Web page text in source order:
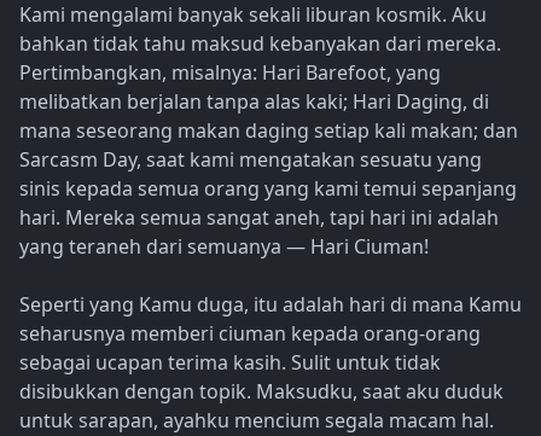
Kami mengalami banyak sekali liburan kosmik. Aku
bahkan tidak tahu maksud kebanyakan dari mereka.
Pertimbangkan, misalnya: Hari Barefoot, yang
melibatkan berjalan tanpa alas kaki; Hari Daging, di
mana seseorang makan daging setiap kali makan; dan
Sarcasm Day, saat kami mengatakan sesuatu yang
sinis kepada semua orang yang kami temui sepanjang
hari. Mereka semua sangat aneh, tapi hari ini adalah
yang teraneh dari semuanya — Hari Ciuman!
Seperti yang Kamu duga, itu adalah hari di mana Kamu
seharusnya memberi ciuman kepada orang-orang
sebagai ucapan terima kasih. Sulit untuk tidak
disibukkan dengan topik. Maksudku, saat aku duduk
untuk sarapan, ayahku mencium segala macam hal.